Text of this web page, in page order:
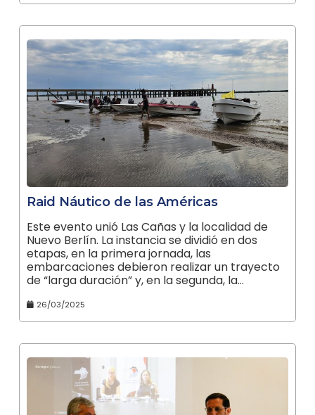
Raid Náutico de las Américas
Este evento unió Las Cañas y la localidad de
Nuevo Berlín. La instancia se dividió en dos
etapas, en la primera jornada, las
embarcaciones debieron realizar un trayecto
de “larga duración” y, en la segunda, la…
26/03/2025